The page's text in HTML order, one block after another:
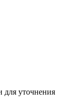
для уточнения